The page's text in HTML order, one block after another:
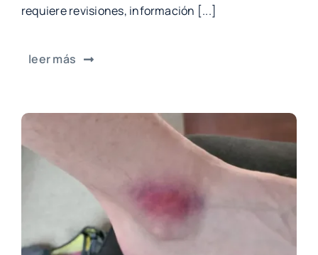
requiere revisiones, información [...]
leer más